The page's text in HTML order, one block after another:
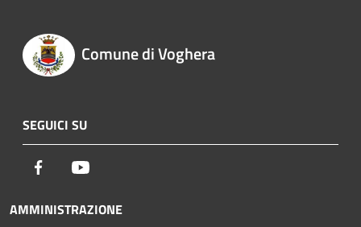
Comune di Voghera
SEGUICI SU
Facebook
AMMINISTRAZIONE